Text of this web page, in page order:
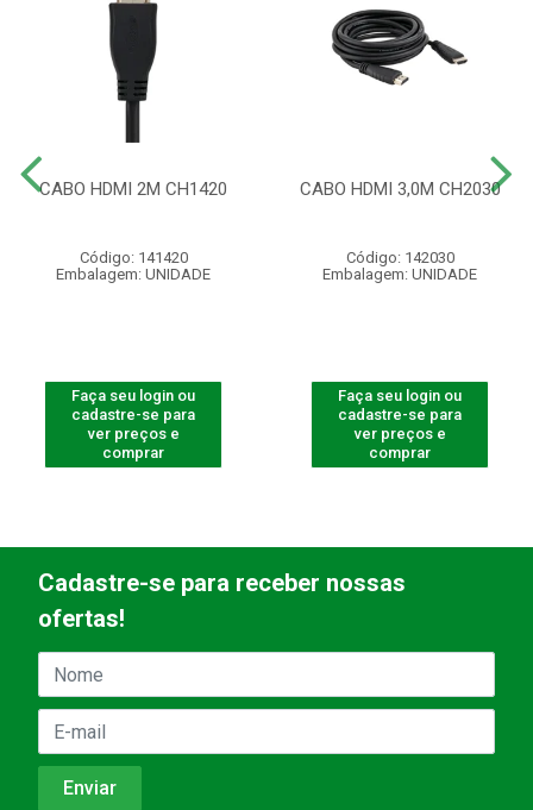
CABO HDMI 2M CH1420
Código: 141420
Embalagem: UNIDADE
Faça seu login ou
cadastre-se para
ver preços e
comprar
CABO HDMI 3,0M CH2030
Código: 142030
Embalagem: UNIDADE
Faça seu login ou
cadastre-se para
ver preços e
comprar
Cadastre-se para receber nossas
ofertas!